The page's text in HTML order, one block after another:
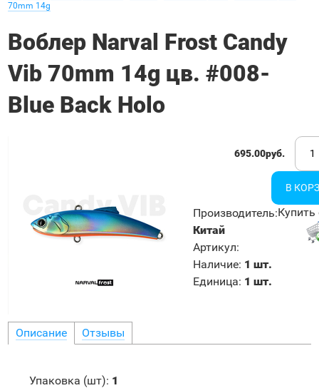
70mm 14g
Воблер Narval Frost Candy
Vib 70mm 14g цв. #008-
Blue Back Holo
695.00руб.
Производитель:
Китай
Артикул:
Наличие: 1 шт.
Единица: 1 шт.
Купить
Описание Отзывы
Упаковка (шт): 1